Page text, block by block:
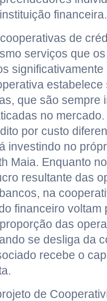
financeira.
de
serviços que
significativamente
que são sempre
no
por custo
investindo no
Maia. Enquanto
resultante das
na
financeiro voltam
das
se desliga da
recebe o
de